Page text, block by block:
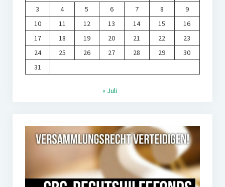
3
4 5 6 7 8
9
10
11 12 13 14 15
16
17
18 19 20 21 22
23
24
25 26 27 28 29
30
31
« Juli